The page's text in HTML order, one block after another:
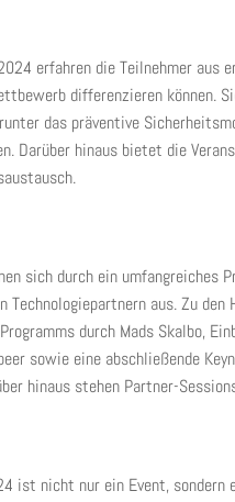
erfahren die Teilnehmer aus
differenzieren können.
das präventive
Darüber hinaus bietet die
sich durch ein umfangreiches
Technologiepartnern aus. Zu
durch Mads Skalbo,
sowie eine abschließende
hinaus stehen Partner-
ist nicht nur ein Event,